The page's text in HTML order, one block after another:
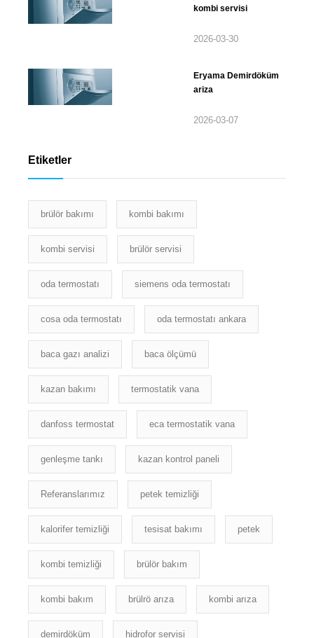
kombi servisi
2026-03-30
Eryama Demirdöküm
ariza
2026-03-07
Etiketler
brülör bakımı kombi bakımı
kombi servisi brülör servisi
oda termostatı siemens oda termostatı
cosa oda termostatı oda termostatı ankara
baca gazı analizi baca ölçümü
kazan bakımı termostatik vana
danfoss termostat eca termostatik vana
genleşme tankı kazan kontrol paneli
Referanslarımız petek temizliği
kalorifer temizliği tesisat bakımı petek
kombi temizliği brülör bakım
kombi bakım brülrö arıza kombi arıza
demirdöküm hidrofor servisi